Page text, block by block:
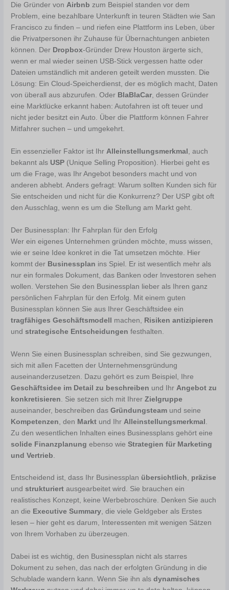
Die Gründer von Airbnb zum Beispiel standen vor dem
Problem, eine bezahlbare Unterkunft in teuren Städten wie San
Francisco zu finden – und riefen eine Plattform ins Leben, über
die Privatpersonen ihr Zuhause für Übernachtungen anbieten
können. Der Dropbox-Gründer Drew Houston ärgerte sich,
wenn er mal wieder seinen USB-Stick vergessen hatte oder
Dateien umständlich mit anderen geteilt werden mussten. Die
Lösung: Ein Cloud-Speicherdienst, der es möglich macht, Daten
von überall aus abzurufen. Oder BlaBlaCar , dessen Gründer
eine Marktlücke erkannt haben: Autofahren ist oft teuer und
nicht jeder besitzt ein Auto. Über die Plattform können Fahrer
Mitfahrer suchen – und umgekehrt.
Ein essenzieller Faktor ist Ihr Alleinstellungsmerkmal
, auch
bekannt als USP (Unique Selling Proposition). Hierbei geht es
um die Frage, was Ihr Angebot besonders macht und von
anderen abhebt. Anders gefragt: Warum sollten Kunden sich für
Sie entscheiden und nicht für die Konkurrenz? Der USP gibt oft
den Ausschlag, wenn es um die Stellung am Markt geht.
Der Businessplan: Ihr Fahrplan für den Erfolg
Wer ein eigenes Unternehmen gründen möchte, muss wissen,
wie er seine Idee konkret in die Tat umsetzen möchte. Hier
kommt der Businessplan ins Spiel. Er ist wesentlich mehr als
nur ein formales Dokument, das Banken oder Investoren sehen
wollen. Verstehen Sie den Businessplan lieber als Ihren ganz
persönlichen Fahrplan für den Erfolg. Mit einem guten
Businessplan können Sie aus Ihrer Geschäftsidee ein
tragfähiges Geschäftsmodell machen, Risiken antizipieren
undstrategische Entscheidungen festhalten.
Wenn Sie einen Businessplan schreiben, sind Sie gezwungen,
sich mit allen Facetten der Unternehmensgründung
auseinanderzusetzen. Dazu gehört es zum Beispiel, Ihre
Geschäftsidee im Detail zu beschreiben und Ihr Angebot zu
konkretisieren . Sie setzen sich mit IhrerZielgruppe
auseinander, beschreiben dasGründungsteam und seine
Kompetenzen , den Markt und Ihr Alleinstellungsmerkmal
Zu den wesentlichen Inhalten eines Businessplans gehört eine
solide Finanzplanung ebenso wieStrategien für Marketing
und Vertrieb
Entscheidend ist, dass Ihr Businessplan übersichtlich, präzise
undstrukturiert ausgearbeitet wird. Sie brauchen ein
realistisches Konzept, keine Werbebroschüre. Denken Sie auch
an die Executive Summary, die viele Geldgeber als Erstes
lesen – hier geht es darum, Interessenten mit wenigen Sätzen
von Ihrem Vorhaben zu überzeugen.
Dabei ist es wichtig, den Businessplan nicht als starres
Dokument zu sehen, das nach der erfolgten Gründung in die
Schublade wandern kann. Wenn Sie ihn alsdynamisches